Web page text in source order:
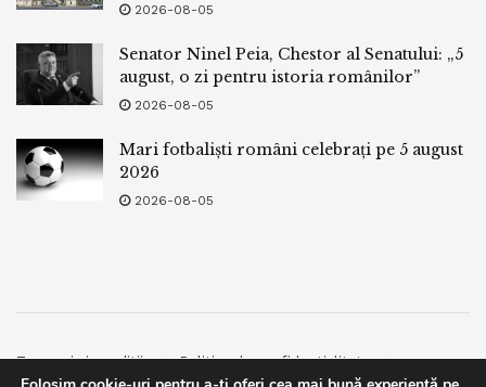
2026-08-05
Senator Ninel Peia, Chestor al Senatului: „5
august, o zi pentru istoria românilor”
2026-08-05
Mari fotbaliști români celebrați pe 5 august
2026
2026-08-05
Termeni si conditii
Politica de confidentialitate